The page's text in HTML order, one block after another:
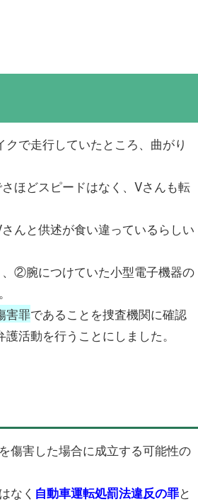
で走行していたところ、曲がり
ほどスピードはなく、Vさんも転
んと供述が食い違っているらしい
②腕につけていた小型電子機器の
害罪であることを捜査機関に確認
活動を行うことにしました。
傷害した場合に成立する可能性の
なく 自動車運転処罰法違反の罪と